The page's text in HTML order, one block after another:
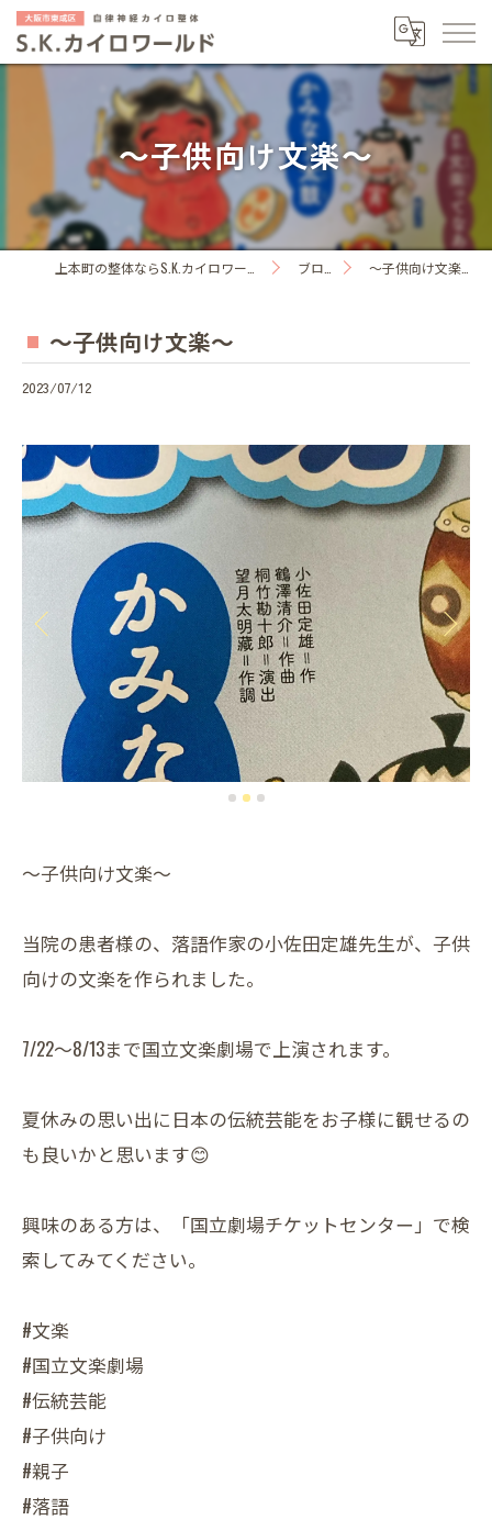
～子供向け文楽～
ブログ ～子供向け文楽～
～子供向け文楽～
2023/07/12
～子供向け文楽～
当院の患者様の、落語作家の小佐田定雄先生が、子供
向けの文楽を作られました。
7/22～8/13まで国立文楽劇場で上演されます。
夏休みの思い出に日本の伝統芸能をお子様に観せるの
も良いかと思います😊
興味のある方は、「国立劇場チケットセンター」で検
索してみてください。
#文楽
#国立文楽劇場
#伝統芸能
#子供向け
#親子
#落語